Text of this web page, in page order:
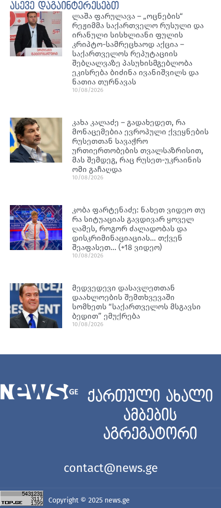
ასევე დაგაინტერესებთ
ლაშა ფარულავა – „ოცნების“
რეჟიმმა საქართველო რუსული და
ირანული სისხლიანი ფულის
კრიპტო-სამრეცხაოდ აქცია –
საქართველოს რეპუტაციის
შებღალვაზე პასუხისმგებლობა
ეკისრება ბიძინა ივანიშვილს და
ნათია თურნავას
10/08/2026
კახა კალაძე – გადახედეთ, რა
მონაცემებია ევროპული ქვეყნების
რუსეთთან სავაჭრო
ურთიერთობების თვალსაზრისით,
მას შემდეგ, რაც რუსეთ-უკრაინის
ომი გაჩაღდა
10/08/2026
კობა ფარტენაძე: ნახეთ ვიდეო თუ
რა სიტუაციას გავდივარ ყოველ
ღამეს, როგორ ძალადობას და
დისკრიმინაციაციას… თქვენ
შეაფასეთ… (+18 ვიდეო)
10/08/2026
მედვედევი დასავლეთთან
დაახლოების შემთხვევაში
სომხეთს “საქართველოს მსგავსი
ბედით” ემუქრება
10/08/2026
ქართული ახალი
ამბების
აგრეგატორი
contact@news.ge
Copyright © 2025 news.ge